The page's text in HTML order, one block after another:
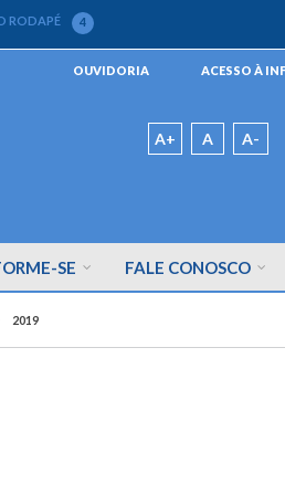
RODAPÉ 4
OUVIDORIA ACESSO À
A+ A A-
SE FALE CONOSCO
2019